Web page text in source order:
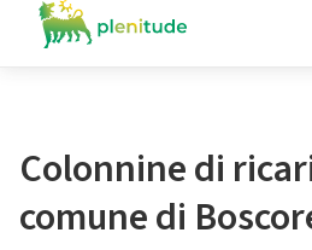
Colonnine di
comune di